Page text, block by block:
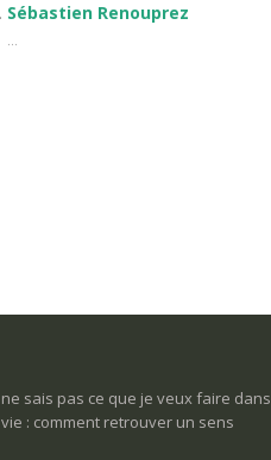
Sébastien Renouprez
...
ne sais pas ce que je veux faire dans
: comment retrouver un sens